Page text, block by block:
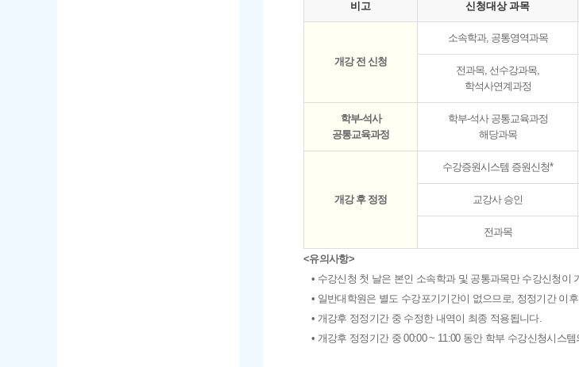
비고 신청대상 과목
개강 전 신청
소속학과, 공통영역과목
전과목, 선수강과목,
학석사연계과정
학부-석사
공통교육과정
학부-석사 공통교육과정
해당과목
개강 후 정정
수강증원시스템 증원신청*
교강사 승인
전과목
<유의사항>
• 수강신청 첫 날은 본인 소속학과 및 공통과목만 수강신청이
• 일반대학원은 별도 수강포기기간이 없으므로, 정정기간 이
• 개강후 정정기간 중 수정한 내역이 최종 적용됩니다.
• 개강후 정정기간 중 00:00 ~ 11:00 동안 학부 수강신청시스